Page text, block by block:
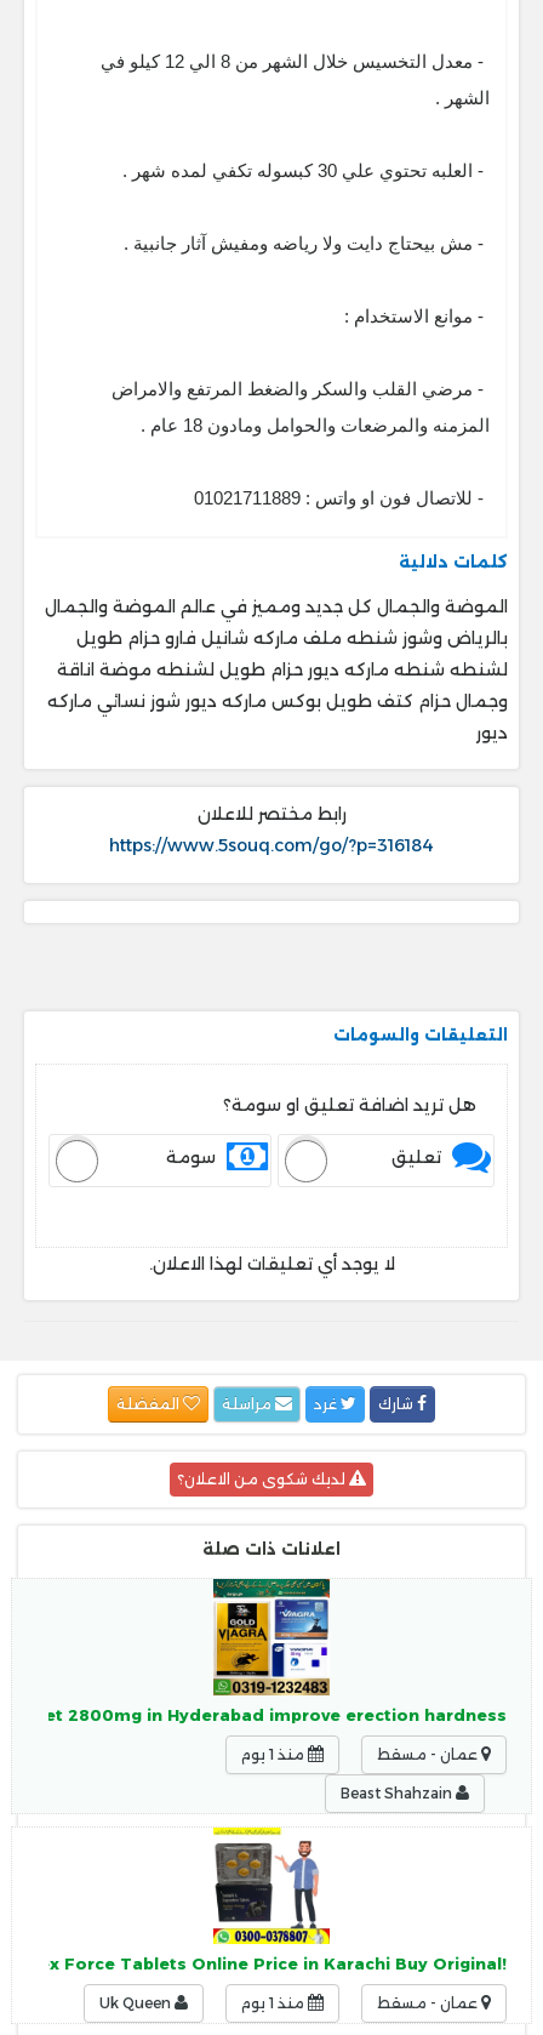
- معدل التخسيس خلال الشهر من 8 الي 12 كيلو في
الشهر .
- العلبه تحتوي علي 30 كبسوله تكفي لمده شهر .
- مش بيحتاج دايت ولا رياضه ومفيش آثار جانبية .
- موانع الاستخدام :
- مرضي القلب والسكر والضغط المرتفع والامراض
المزمنه والمرضعات والحوامل ومادون 18 عام .
- للاتصال فون او واتس : 01021711889
كلمات دلالية
الموضة والجمال كل جديد ومميز في عالم الموضة والجمال
بالرياض وشوز شنطه ملف ماركه شانيل فارو حزام طويل
لشنطه شنطه ماركه ديور حزام طويل لشنطه موضة اناقة
وجمال حزام كتف طويل بوكس ماركه ديور شوز نسائي ماركه
ديور
رابط مختصر للاعلان
https://www.5souq.com/go/?p=316184
التعليقات والسومات
هل تريد اضافة تعليق او سومة؟
تعليق سومة
لا يوجد أي تعليقات لهذا الاعلان.
شارك غرد المفضلة
لديك شكوى من الاعلان؟
اعلانات ذات صلة
Tablet 2800mg in Hyderabad improve erection hardness
عمان - مسقط منذ 1 يوم
!Original Tadex Force Tablets Online Price in Karachi Buy Original
عمان - مسقط منذ 1 يوم